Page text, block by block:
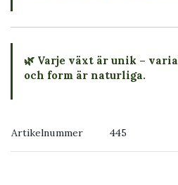
🌿 Varje växt är unik –
och form är naturliga.
Artikelnummer 445